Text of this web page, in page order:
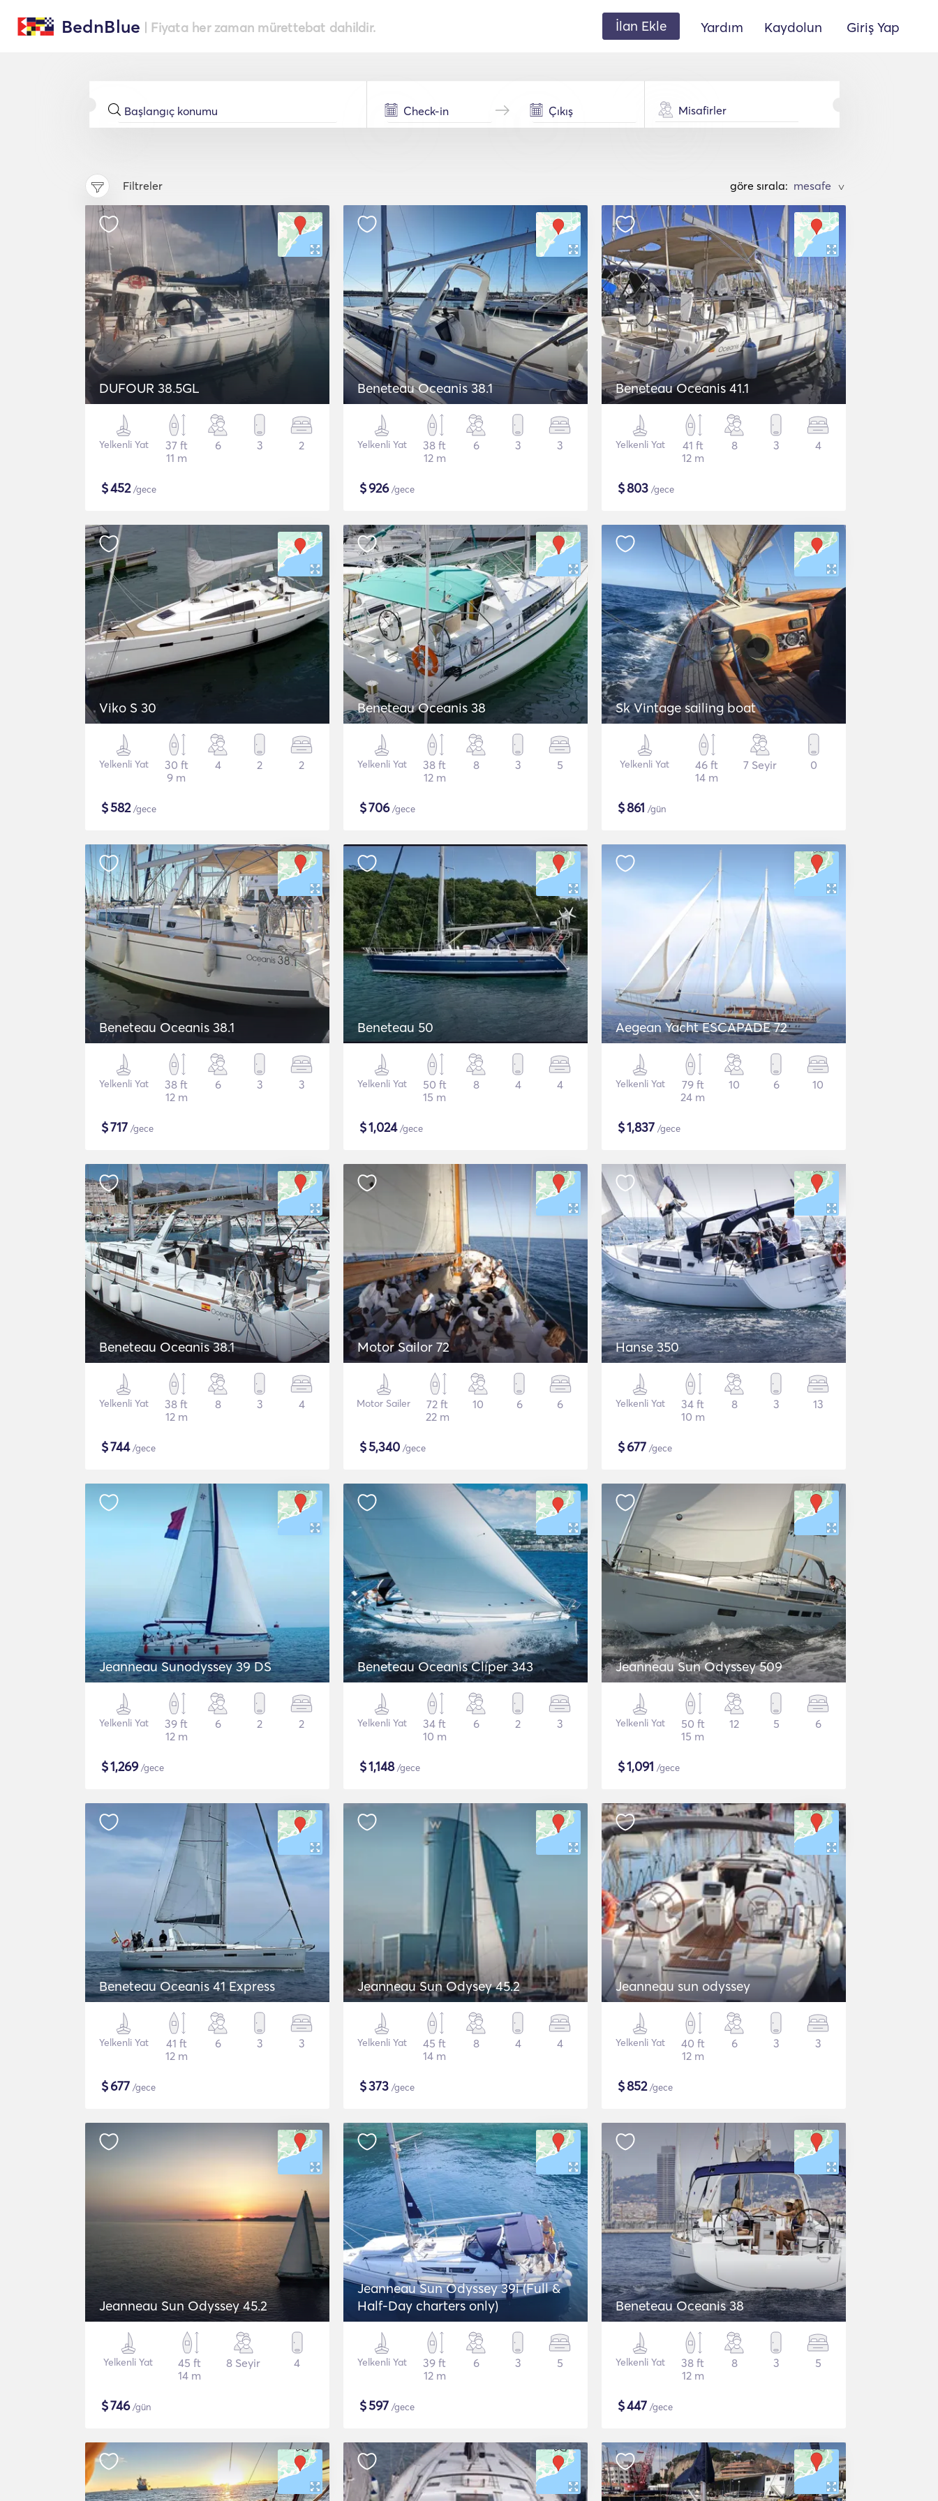
BednBlue | Fiyata her zaman mürettebat dahildir. İlan Ekle Yardım Kaydolun Giriş Yap
Misafirler
Filtreler göre sırala: >
DUFOUR 38.5GL
Yelkenli Yat
37 ft
11 m
6 3 2
$452/gece
Beneteau Oceanis 38.1
Yelkenli Yat
38 ft
12 m
6 3 3
$926/gece
Beneteau Oceanis 41.1
Yelkenli Yat
41 ft
12 m
8 3 4
$803 /gece
Viko S 30
Yelkenli Yat
30 ft
9 m
4 2 2
$582/gece
Beneteau Oceanis 38
Yelkenli Yat
38 ft
12 m
8 3 5
$706/gece
Sk Vintage sailing boat
Yelkenli Yat
46 ft
14 m
7 Seyir 0
$861 /gün
Beneteau Oceanis 38.1
Yelkenli Yat
38 ft
12 m
6 3 3
$717 /gece
Beneteau 50
Yelkenli Yat
50 ft
15 m
8 4 4
$1,024/gece
Aegean Yacht ESCAPADE 72
Yelkenli Yat
79 ft
24 m
10 6 10
$1,837 /gece
Beneteau Oceanis 38.1
Yelkenli Yat
38 ft
12 m
8 3 4
$744/gece
Motor Sailor 72
Motor Sailer
72 ft
22 m
10 6 6
$5,340 /gece
Hanse 350
Yelkenli Yat
34 ft
10 m
8 3 13
$677 /gece
Jeanneau Sunodyssey 39 DS
Yelkenli Yat
39 ft
12 m
6 2 2
$1,269/gece
Beneteau Oceanis Clíper 343
Yelkenli Yat
34 ft
10 m
6 2 3
$1,148/gece
Jeanneau Sun Odyssey 509
Yelkenli Yat
50 ft
15 m
12 5 6
$1,091 /gece
Beneteau Oceanis 41 Express
Yelkenli Yat
41 ft
12 m
6 3 3
$677 /gece
Jeanneau Sun Odysey 45.2
Yelkenli Yat
45 ft
14 m
8 4 4
$373 /gece
Jeanneau sun odyssey
Yelkenli Yat
40 ft
12 m
6 3 3
$852/gece
Jeanneau Sun Odyssey 45.2
Yelkenli Yat
45 ft
14 m
8 Seyir 4
$746/gün
Jeanneau Sun Odyssey 39i (Full &
Half-Day charters only)
Yelkenli Yat
39 ft
12 m
6 3 5
$597 /gece
Beneteau Oceanis 38
Yelkenli Yat
38 ft
12 m
8 3 5
$447 /gece